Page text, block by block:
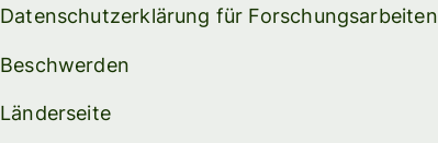
Datenschutzerklärung für Forschungsarbeiten
Beschwerden
Länderseite